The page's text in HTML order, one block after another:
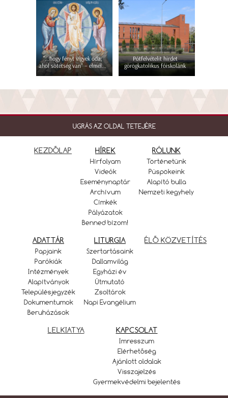
"...hogy fényt vigyek oda,
ahol sötétség van" – elmél...
Pótfelvételit hirdet
görögkatolikus főiskolánk
UGRÁS AZ OLDAL TETEJÉRE
KEZDŐLAP HÍREK
Hírfolyam
Videók
Eseménynaptár
Archívum
Címkék
Pályázatok
Benned bízom!
RÓLUNK
Történetünk
Püspökeink
Alapító bulla
Nemzeti kegyhely
ADATTÁR
Papjaink
Parókiák
Intézmények
Alapítványok
Településjegyzék
Dokumentumok
Beruházások
LITURGIA
Szertartásaink
Dallamvilág
Egyházi év
Útmutató
Zsoltárok
Napi Evangélium
ÉLŐ KÖZVETÍTÉS
LELKIATYA KAPCSOLAT
Imresszum
Elérhetőség
Ajánlott oldalak
Visszajelzés
Gyermekvédelmi bejelentés